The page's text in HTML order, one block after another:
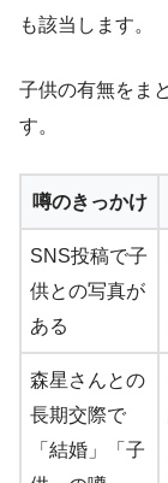
も該当します。
子供の有無をま
す。
噂のきっかけ
SNS投稿で子
供との写真が
ある
森星さんとの
長期交際で
「結婚」「子